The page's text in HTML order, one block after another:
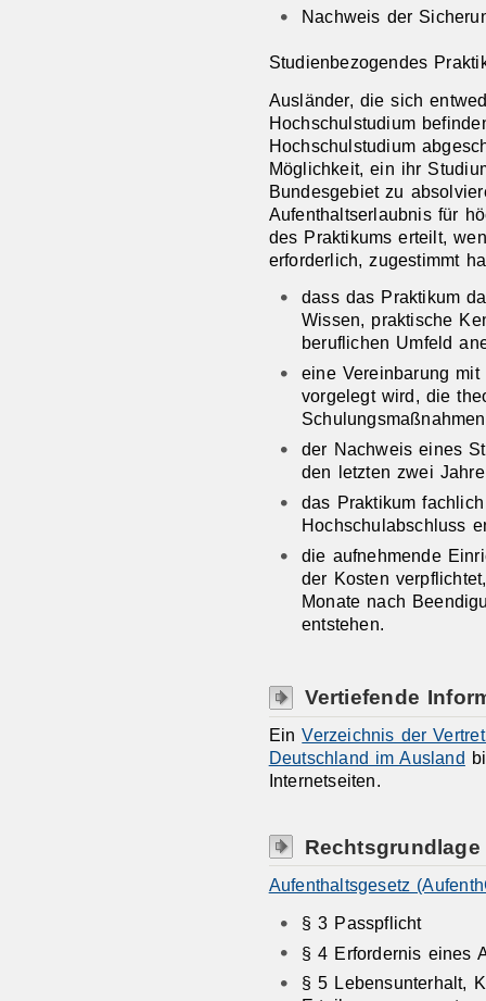
Nachweis der
Studienbezogendes
Ausländer, die sich
Hochschulstudium
Hochschulstudium
Möglichkeit, ein ihr
Bundesgebiet zu
Aufenthaltserlaubnis für
des Praktikums erteilt,
erforderlich, zugestimmt
dass das Praktikum
Wissen, praktische
beruflichen Umfeld
eine Vereinbarung
vorgelegt wird, die
der Nachweis eines
den letzten zwei
das Praktikum
Hochschulabschluss
die aufnehmende
der Kosten
Monate nach
entstehen.
Vertiefende
EinVerzeichnis der
Deutschland im Ausland
Internetseiten.
Rechtsgrundlage
Aufenthaltsgesetz
§ 3 Passpflicht
§ 4 Erfordernis eines
§ 5 Lebensunterhalt,